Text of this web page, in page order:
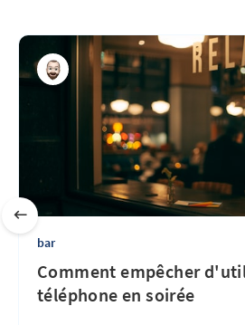
bar
Comment empêcher
téléphone en soirée